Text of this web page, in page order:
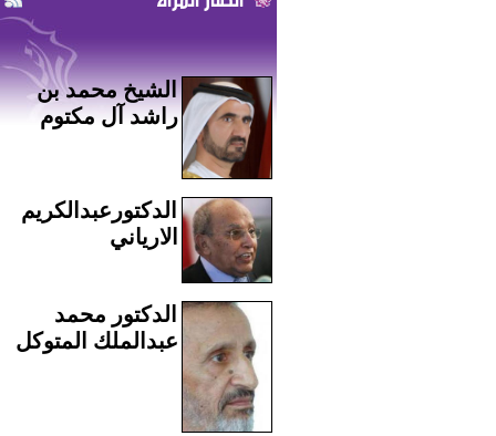
الشيخ محمد بن
راشد آل مكتوم
الدكتورعبدالكريم
الارياني
الدكتور محمد
عبدالملك المتوكل